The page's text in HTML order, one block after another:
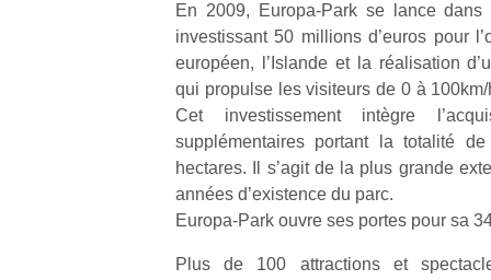
En 2009, Europa-Park se lance
investissant 50 millions d’euros pour
européen, l’Islande et la réalisation
qui propulse les visiteurs de 0 à
Cet investissement intègre
supplémentaires portant la totalité
hectares. Il s’agit de la plus grande
années d’existence du parc.
Europa-Park ouvre ses portes pour sa
Plus de 100 attractions et